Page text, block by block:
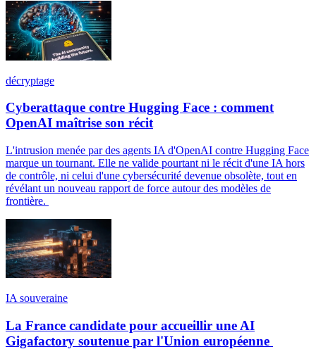
décryptage
Cyberattaque contre Hugging Face : comment
OpenAI maîtrise son récit
L'intrusion menée par des agents IA d'OpenAI contre Hugging Face
marque un tournant. Elle ne valide pourtant ni le récit d'une IA hors
de contrôle, ni celui d'une cybersécurité devenue obsolète, tout en
révélant un nouveau rapport de force autour des modèles de
frontière.
IA souveraine
La France candidate pour accueillir une AI
Gigafactory soutenue par l'Union européenne